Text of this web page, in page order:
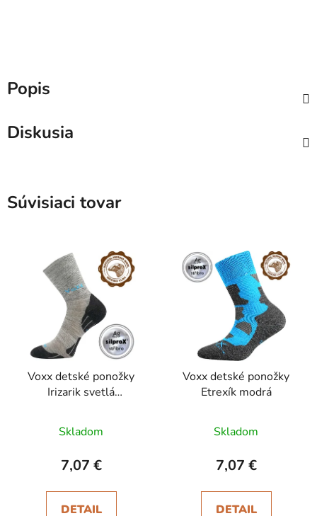
Popis
Diskusia
Súvisiaci tovar
Voxx detské ponožky
Irizarik svetlá
Skladom
7,07 €
DETAIL
Voxx detské ponožky
Etrexík modrá
Skladom
7,07 €
DETAIL